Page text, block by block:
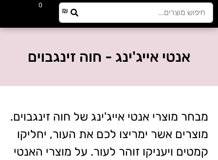
₪
0
אנטי אייג'ינג - חוה זינגבוים
מבחר מוצרי אנטי אייג'ינג של חוה זינגבוים.
מוצרים אשר ימריצו לכם את העור, יחליקו
קמטים ויעניקו זוהר לעור. על מוצרי האנטי